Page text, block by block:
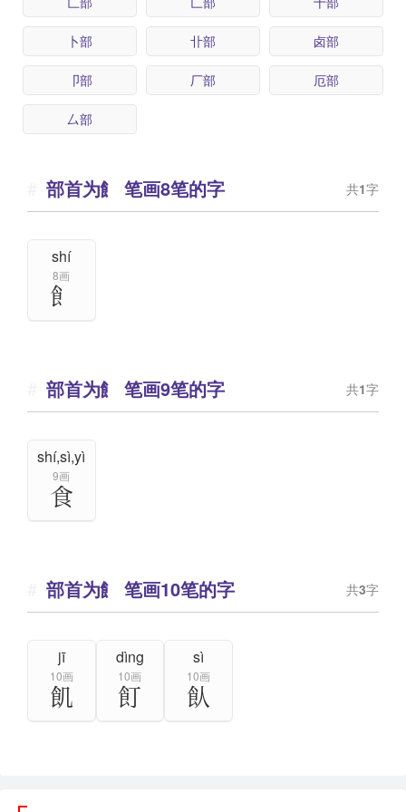
卜部 卝部 卤部
卩部 厂部 厄部
厶部
部首为飠 笔画8笔的字 共1字
shí
8画
飠
部首为飠 笔画9笔的字 共1字
shí,sì,yì
9画
食
部首为飠 笔画10笔的字 共3字
jī
10画
飢
dìng
10画
飣
sì
10画
飤